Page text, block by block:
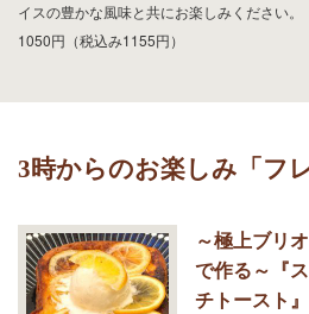
イスの豊かな風味と共にお楽しみください。
1050円（税込み1155円）
3時からのお楽しみ「フ
～極上ブリ
で作る～『
チトースト』